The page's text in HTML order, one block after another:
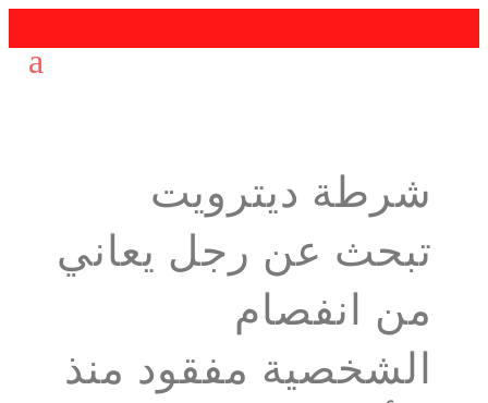
شرطة ديترويت
تبحث عن رجل يعاني
من انفصام
الشخصية مفقود منذ